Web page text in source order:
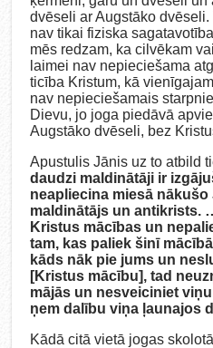
dvēseli ar Augstāko
nav tikai fiziska
mēs redzam, ka cilvēkam
laimei nav nepieciešama
ticība Kristum, kā
nav nepieciešamais
Dievu, jo joga piedāvā
Augstāko dvēseli, bez
Apustulis Jānis uz to atbild
daudzi maldinātāji ir
neapliecina miesā
maldinātājs un antikrists.
Kristus mācības un
tam, kas paliek šinī
kāds nāk pie jums un
[Kristus mācību], tad
mājās un nesveiciniet
ņem dalību viņa ļaunajos
Kādā citā vietā jogas